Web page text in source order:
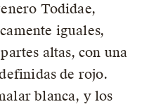
Todidae,
iguales,
altas, con una
de rojo.
blanca, y los